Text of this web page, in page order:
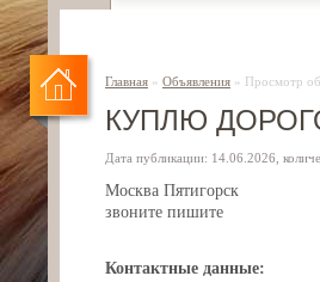
Главная » Объявления » Просмотр
КУПЛЮ
Дата публикации: 14.06.2026,
Москва Пятигорск
звоните пишите
Контактные данные: